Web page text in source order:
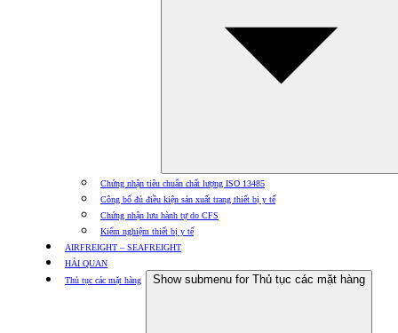
Chứng nhận tiêu chuẩn chất lượng ISO 13485
Công bố đủ điều kiện sản xuất trang thiết bị y tế
Chứng nhận lưu hành tự do CFS
Kiểm nghiệm thiết bị y tế
AIRFREIGHT – SEAFREIGHT
HẢI QUAN
Thủ tục các mặt hàng
Show submenu for Thủ tục các mặt hàng